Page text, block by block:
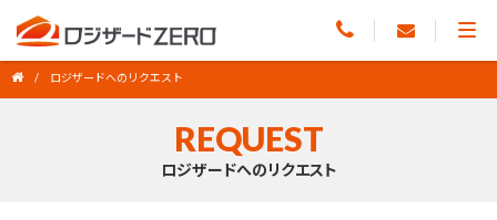
ロジザードへのリクエスト
REQUEST
ロジザードへのリクエスト